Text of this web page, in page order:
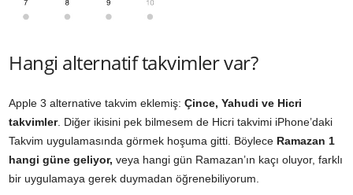
Hangi alternatif takvimler var?
Apple 3 alternative takvim eklemiş: Çince, Yahudi ve Hicri
takvimler. Diğer ikisini pek bilmesem de Hicri takvimi iPhone’daki
Takvim uygulamasında görmek hoşuma gitti. Böylece Ramazan 1
hangi güne geliyor, veya hangi gün Ramazan’ın kaçı oluyor, farklı
bir uygulamaya gerek duymadan öğrenebiliyorum.